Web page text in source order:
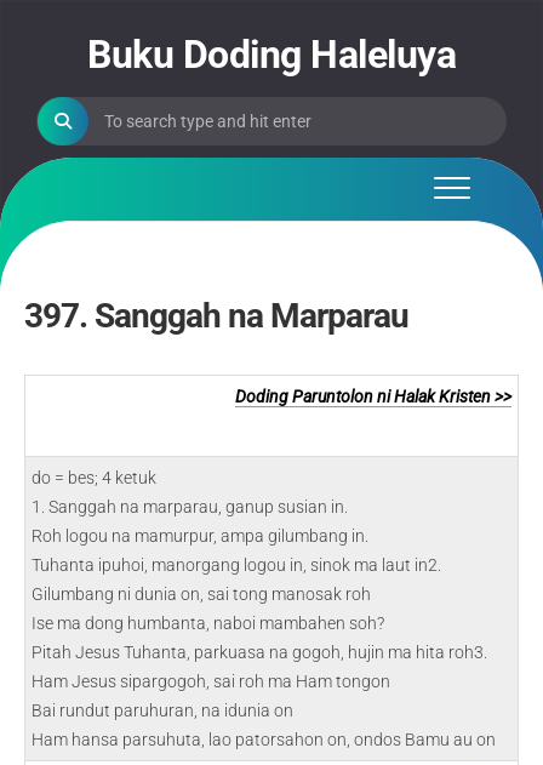
Buku Doding Haleluya
397. Sanggah na Marparau
Doding Paruntolon ni Halak Kristen >>
do = bes; 4 ketuk
1. Sanggah na marparau, ganup susian in.
Roh logou na mamurpur, ampa gilumbang in.
Tuhanta ipuhoi, manorgang logou in, sinok ma laut in2.
Gilumbang ni dunia on, sai tong manosak roh
Ise ma dong humbanta, naboi mambahen soh?
Pitah Jesus Tuhanta, parkuasa na gogoh, hujin ma hita roh3.
Ham Jesus sipargogoh, sai roh ma Ham tongon
Bai rundut paruhuran, na idunia on
Ham hansa parsuhuta, lao patorsahon on, ondos Bamu au on